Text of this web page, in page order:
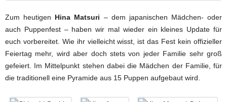
Zum heutigen Hina Matsuri – dem japanischen Mädchen- oder
auch Puppenfest – haben wir mal wieder ein kleines Update für
euch vorbereitet. Wie ihr vielleicht wisst, ist das Fest kein offizieller
Feiertag mehr, wird aber doch stets von jeder Familie sehr groß
gefeiert. Im Mittelpunkt stehen dabei die Mädchen der Familie, für
die traditionell eine Pyramide aus 15 Puppen aufgebaut wird.